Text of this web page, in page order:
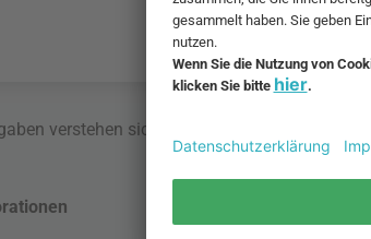
verstehen sich inklusive MwSt. und zzgl.